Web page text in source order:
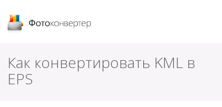
Как конвертировать KML в
EPS